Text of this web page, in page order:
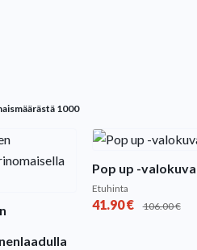
1000Sorted
popularity
Pop up -
Etuhinta
41.90€ 106.00€